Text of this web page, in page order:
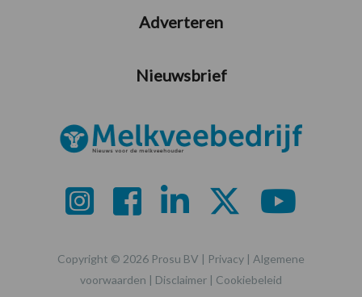
Adverteren
Nieuwsbrief
Copyright © 2026 Prosu BV | Privacy | Algemene
voorwaarden | Disclaimer | Cookiebeleid